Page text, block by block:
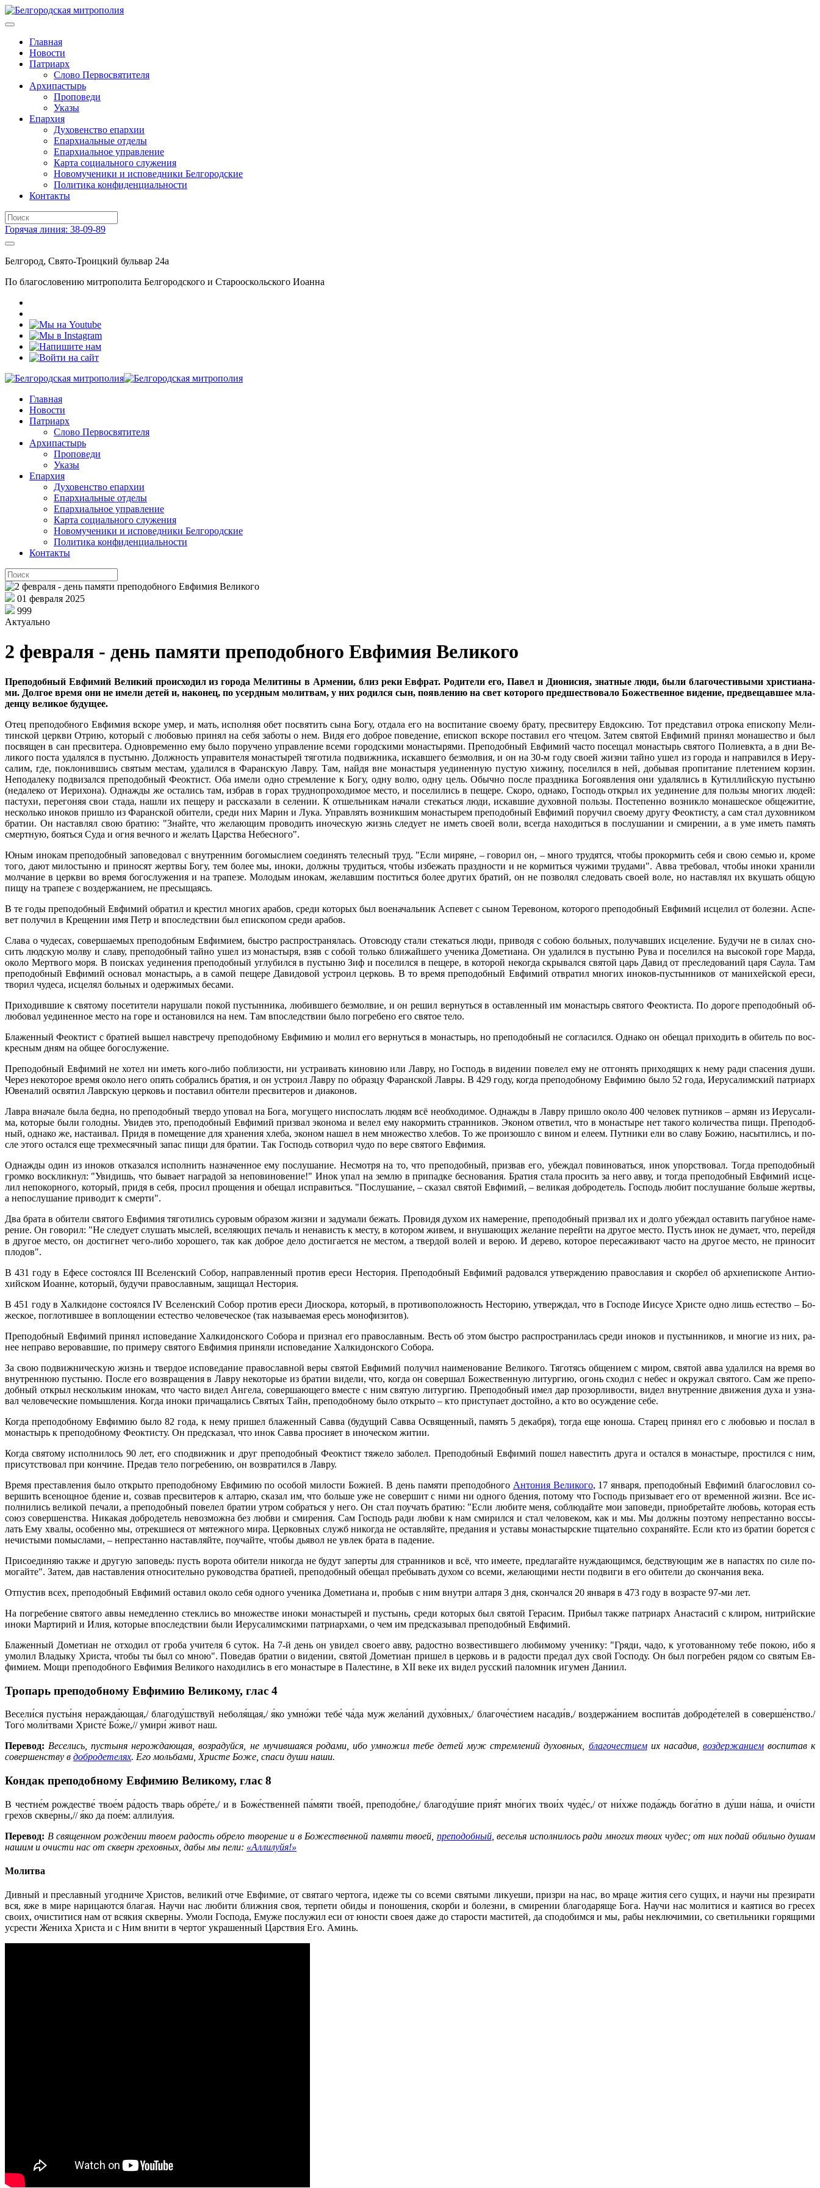
Главная
Новости
Патриарх
Слово Первосвятителя
Архипастырь
Проповеди
Указы
Епархия
Духовенство епархии
Епархиальные отделы
Епархиальное управление
Карта социального служения
Новомученики и исповедники Белгородские
Политика конфиденциальности
Контакты
Горячая линия: 38-09-89
Белгород, Свято-Троицкий бульвар 24а
По благословению митрополита Белгородского и Старооскольского Иоанна
Главная
Новости
Патриарх
Слово Первосвятителя
Архипастырь
Проповеди
Указы
Епархия
Духовенство епархии
Епархиальные отделы
Епархиальное управление
Карта социального служения
Новомученики и исповедники Белгородские
Политика конфиденциальности
Контакты
01 февраля 2025
999
Актуально
2 февраля - день памяти преподобного Евфимия Великого
Пре­по­доб­ный Ев­фи­мий Ве­ли­кий про­ис­хо­дил из го­ро­да Ме­ли­ти­ны в Ар­ме­нии, близ ре­ки Ев­фрат. Ро­ди­те­ли его, Па­вел и Ди­о­ни­сия, знат­ные лю­ди, бы­ли бла­го­че­сти­вы­ми хри­сти­а­на­
ми. Дол­гое вре­мя они не име­ли де­тей и, на­ко­нец, по усерд­ным мо­лит­вам, у них ро­дил­ся сын, по­яв­ле­нию на свет ко­то­ро­го пред­ше­ство­ва­ло Бо­же­ствен­ное ви­де­ние, пред­ве­щав­шее мла­
ден­цу ве­ли­кое бу­ду­щее.
Отец пре­по­доб­но­го Ев­фи­мия вско­ре умер, и мать, ис­пол­няя обет по­свя­тить сы­на Бо­гу, от­да­ла его на вос­пи­та­ние сво­е­му бра­ту, пре­сви­те­ру Ев­док­сию. Тот пред­ста­вил от­ро­ка епи­ско­пу Ме­ли­
тин­ской церк­ви От­рию, ко­то­рый с лю­бо­вью при­нял на се­бя за­бо­ты о нем. Ви­дя его доб­рое по­ве­де­ние, епи­скоп вско­ре по­ста­вил его чте­цом. За­тем свя­той Ев­фи­мий при­нял мо­на­ше­ство и был
по­свя­щен в сан пре­сви­те­ра. Од­новре­мен­но ему бы­ло по­ру­че­но управ­ле­ние все­ми го­род­ски­ми мо­на­сты­ря­ми. Пре­по­доб­ный Ев­фи­мий ча­сто по­се­щал мо­на­стырь свя­то­го По­ли­евк­та, а в дни Ве­
ли­ко­го по­ста уда­лял­ся в пу­сты­ню. Долж­ность упра­ви­те­ля мо­на­сты­рей тя­го­ти­ла по­движ­ни­ка, ис­кав­ше­го без­мол­вия, и он на 30-м го­ду сво­ей жиз­ни тай­но ушел из го­ро­да и на­пра­вил­ся в Иеру­
са­лим, где, по­кло­нив­шись свя­тым ме­стам, уда­лил­ся в Фа­ран­скую Лав­ру. Там, най­дя вне мо­на­сты­ря уеди­нен­ную пу­стую хи­жи­ну, по­се­лил­ся в ней, до­бы­вая про­пи­та­ние пле­те­ни­ем кор­зин.
Непо­да­ле­ку под­ви­зал­ся пре­по­доб­ный Фео­к­тист. Оба име­ли од­но стрем­ле­ние к Бо­гу, од­ну во­лю, од­ну цель. Обыч­но по­сле празд­ни­ка Бо­го­яв­ле­ния они уда­ля­лись в Ку­тил­лий­скую пу­сты­ню
(неда­ле­ко от Иери­хо­на). Од­на­жды же оста­лись там, из­брав в го­рах труд­но­про­хо­ди­мое ме­сто, и по­се­ли­лись в пе­ще­ре. Ско­ро, од­на­ко, Гос­подь от­крыл их уеди­не­ние для поль­зы мно­гих лю­дей:
пас­ту­хи, пе­ре­го­няя свои ста­да, на­шли их пе­ще­ру и рас­ска­за­ли в се­ле­нии. К от­шель­ни­кам на­ча­ли сте­кать­ся лю­ди, ис­кав­шие ду­хов­ной поль­зы. По­сте­пен­но воз­ник­ло мо­на­ше­ское об­ще­жи­тие,
несколь­ко ино­ков при­шло из Фа­ран­ской оби­те­ли, сре­ди них Ма­рин и Лу­ка. Управ­лять воз­ник­шим мо­на­сты­рем пре­по­доб­ный Ев­фи­мий по­ру­чил сво­е­му дру­гу Фео­к­ти­сту, а сам стал ду­хов­ни­ком
бра­тии. Он на­став­лял свою бра­тию: "Знай­те, что же­ла­ю­щим про­во­дить ино­че­скую жизнь сле­ду­ет не иметь сво­ей во­ли, все­гда на­хо­дить­ся в по­слу­ша­нии и сми­ре­нии, а в уме иметь па­мять
смерт­ную, бо­ять­ся Су­да и ог­ня веч­но­го и же­лать Цар­ства Небес­но­го".
Юным ино­кам пре­по­доб­ный за­по­ве­до­вал с внут­рен­ним бо­го­мыс­ли­ем со­еди­нять те­лес­ный труд. "Ес­ли ми­ряне, – го­во­рил он, – мно­го тру­дят­ся, чтобы про­кор­мить се­бя и свою се­мью и, кро­ме
то­го, да­ют ми­ло­сты­ню и при­но­сят жерт­вы Бо­гу, тем бо­лее мы, ино­ки, долж­ны тру­дить­ся, чтобы из­бе­жать празд­но­сти и не кор­мить­ся чу­жи­ми тру­да­ми". Ав­ва тре­бо­вал, чтобы ино­ки хра­ни­ли
мол­ча­ние в церк­ви во вре­мя бо­го­слу­же­ния и на тра­пе­зе. Мо­ло­дым ино­кам, же­лав­шим по­стить­ся бо­лее дру­гих бра­тий, он не поз­во­лял сле­до­вать сво­ей во­ле, но на­став­лял их вку­шать об­щую
пи­щу на тра­пе­зе с воз­дер­жа­ни­ем, не пре­сы­ща­ясь.
В те го­ды пре­по­доб­ный Ев­фи­мий об­ра­тил и кре­стил мно­гих ара­бов, сре­ди ко­то­рых был во­е­на­чаль­ник Ас­пе­вет с сы­ном Те­ре­во­ном, ко­то­ро­го пре­по­доб­ный Ев­фи­мий ис­це­лил от бо­лез­ни. Ас­пе­
вет по­лу­чил в Кре­ще­нии имя Петр и впо­след­ствии был епи­ско­пом сре­ди ара­бов.
Сла­ва о чу­де­сах, со­вер­ша­е­мых пре­по­доб­ным Ев­фи­ми­ем, быст­ро рас­про­стра­ня­лась. Ото­всю­ду ста­ли сте­кать­ся лю­ди, при­во­дя с со­бою боль­ных, по­лу­чав­ших ис­це­ле­ние. Бу­дучи не в си­лах сно­
сить люд­скую мол­ву и сла­ву, пре­по­доб­ный тай­но ушел из мо­на­сты­ря, взяв с со­бой толь­ко бли­жай­ше­го уче­ни­ка До­ме­ти­а­на. Он уда­лил­ся в пу­сты­ню Ру­ва и по­се­лил­ся на вы­со­кой го­ре Мар­да,
око­ло Мерт­во­го мо­ря. В по­ис­ках уеди­не­ния пре­по­доб­ный углу­бил­ся в пу­сты­ню Зиф и по­се­лил­ся в пе­ще­ре, в ко­то­рой неко­гда скры­вал­ся свя­той царь Да­вид от пре­сле­до­ва­ний ца­ря Са­у­ла. Там
пре­по­доб­ный Ев­фи­мий ос­но­вал мо­на­стырь, а в са­мой пе­ще­ре Да­ви­до­вой устро­ил цер­ковь. В то вре­мя пре­по­доб­ный Ев­фи­мий от­вра­тил мно­гих ино­ков-пу­стын­ни­ков от ма­ни­хей­ской ере­си,
тво­рил чу­де­са, ис­це­лял боль­ных и одер­жи­мых бе­са­ми.
При­хо­див­шие к свя­то­му по­се­ти­те­ли на­ру­ша­ли по­кой пу­стын­ни­ка, лю­бив­ше­го без­мол­вие, и он ре­шил вер­нуть­ся в остав­лен­ный им мо­на­стырь свя­то­го Фео­к­ти­ста. По до­ро­ге пре­по­доб­ный об­
лю­бо­вал уеди­нен­ное ме­сто на го­ре и оста­но­вил­ся на нем. Там впо­след­ствии бы­ло по­гре­бе­но его свя­тое те­ло.
Бла­жен­ный Фео­к­тист с бра­ти­ей вы­шел на­встре­чу пре­по­доб­но­му Ев­фи­мию и мо­лил его вер­нуть­ся в мо­на­стырь, но пре­по­доб­ный не со­гла­сил­ся. Од­на­ко он обе­щал при­хо­дить в оби­тель по вос­
крес­ным дням на об­щее бо­го­слу­же­ние.
Пре­по­доб­ный Ев­фи­мий не хо­тел ни иметь ко­го-ли­бо по­бли­зо­сти, ни устра­и­вать ки­но­вию или Лав­ру, но Гос­подь в ви­де­нии по­ве­лел ему не от­го­нять при­хо­дя­щих к нему ра­ди спа­се­ния ду­ши.
Через неко­то­рое вре­мя око­ло него опять со­бра­лись бра­тия, и он устро­ил Лав­ру по об­раз­цу Фа­ран­ской Лав­ры. В 429 го­ду, ко­гда пре­по­доб­но­му Ев­фи­мию бы­ло 52 го­да, Иеру­са­лим­ский пат­ри­арх
Юве­на­лий освя­тил Лавр­скую цер­ковь и по­ста­вил оби­те­ли пре­сви­те­ров и диа­ко­нов.
Лав­ра вна­ча­ле бы­ла бед­на, но пре­по­доб­ный твер­до упо­вал на Бо­га, мо­гу­ще­го нис­по­слать лю­дям всё необ­хо­ди­мое. Од­на­жды в Лав­ру при­шло око­ло 400 че­ло­век пут­ни­ков – ар­мян из Иеру­са­ли­
ма, ко­то­рые бы­ли го­лод­ны. Уви­дев это, пре­по­доб­ный Ев­фи­мий при­звал эко­но­ма и ве­лел ему на­кор­мить стран­ни­ков. Эко­ном от­ве­тил, что в мо­на­сты­ре нет та­ко­го ко­ли­че­ства пи­щи. Пре­по­доб­
ный, од­на­ко же, на­ста­и­вал. При­дя в по­ме­ще­ние для хра­не­ния хле­ба, эко­ном на­шел в нем мно­же­ство хле­бов. То же про­изо­шло с ви­ном и еле­ем. Пут­ни­ки ели во сла­ву Бо­жию, на­сы­ти­лись, и по­
сле это­го остал­ся еще трех­ме­сяч­ный за­пас пи­щи для бра­тии. Так Гос­подь со­тво­рил чу­до по ве­ре свя­то­го Ев­фи­мия.
Од­на­жды один из ино­ков от­ка­зал­ся ис­пол­нить на­зна­чен­ное ему по­слу­ша­ние. Несмот­ря на то, что пре­по­доб­ный, при­звав его, убеж­дал по­ви­но­вать­ся, инок упор­ство­вал. То­гда пре­по­доб­ный
гром­ко вос­клик­нул: "Уви­дишь, что бы­ва­ет на­гра­дой за непо­ви­но­ве­ние!" Инок упал на зем­лю в при­пад­ке бес­но­ва­ния. Бра­тия ста­ла про­сить за него ав­ву, и то­гда пре­по­доб­ный Ев­фи­мий ис­це­
лил непо­кор­но­го, ко­то­рый, при­дя в се­бя, про­сил про­ще­ния и обе­щал ис­пра­вить­ся. "По­слу­ша­ние, – ска­зал свя­той Ев­фи­мий, – ве­ли­кая доб­ро­де­тель. Гос­подь лю­бит по­слу­ша­ние боль­ше жерт­вы,
а непо­слу­ша­ние при­во­дит к смер­ти".
Два бра­та в оби­те­ли свя­то­го Ев­фи­мия тя­го­ти­лись су­ро­вым об­ра­зом жиз­ни и за­ду­ма­ли бе­жать. Про­ви­дя ду­хом их на­ме­ре­ние, пре­по­доб­ный при­звал их и дол­го убеж­дал оста­вить па­губ­ное на­ме­
ре­ние. Он го­во­рил: "Не сле­ду­ет слу­шать мыс­лей, все­ля­ю­щих пе­чаль и нена­висть к ме­сту, в ко­то­ром жи­вем, и вну­ша­ю­щих же­ла­ние пе­рей­ти на дру­гое ме­сто. Пусть инок не ду­ма­ет, что, пе­рей­дя
в дру­гое ме­сто, он до­стигнет че­го-ли­бо хо­ро­ше­го, так как доб­рое де­ло до­сти­га­ет­ся не ме­стом, а твер­дой во­лей и ве­рою. И де­ре­во, ко­то­рое пе­ре­са­жи­ва­ют ча­сто на дру­гое ме­сто, не при­но­сит
пло­дов".
В 431 го­ду в Ефе­се со­сто­ял­ся III Все­лен­ский Со­бор, на­прав­лен­ный про­тив ере­си Несто­рия. Пре­по­доб­ный Ев­фи­мий ра­до­вал­ся утвер­жде­нию пра­во­сла­вия и скор­бел об ар­хи­епи­ско­пе Ан­тио­
хий­ском Иоанне, ко­то­рый, бу­дучи пра­во­слав­ным, за­щи­щал Несто­рия.
В 451 го­ду в Хал­ки­доне со­сто­ял­ся IV Все­лен­ский Со­бор про­тив ере­си Ди­о­ско­ра, ко­то­рый, в про­ти­во­по­лож­ность Несто­рию, утвер­ждал, что в Гос­по­де Иису­се Хри­сте од­но лишь есте­ство – Бо­
же­ское, по­гло­тив­шее в во­пло­ще­нии есте­ство че­ло­ве­че­ское (так на­зы­ва­е­мая ересь мо­но­фи­зи­тов).
Пре­по­доб­ный Ев­фи­мий при­нял ис­по­ве­да­ние Хал­ки­дон­ско­го Со­бо­ра и при­знал его пра­во­слав­ным. Весть об этом быст­ро рас­про­стра­ни­лась сре­ди ино­ков и пу­стын­ни­ков, и мно­гие из них, ра­
нее непра­во ве­ро­вав­шие, по при­ме­ру свя­то­го Ев­фи­мия при­ня­ли ис­по­ве­да­ние Хал­ки­дон­ско­го Со­бо­ра.
За свою по­движ­ни­че­скую жизнь и твер­дое ис­по­ве­да­ние пра­во­слав­ной ве­ры свя­той Ев­фи­мий по­лу­чил на­име­но­ва­ние Ве­ли­ко­го. Тя­го­тясь об­ще­ни­ем с ми­ром, свя­той ав­ва уда­лил­ся на вре­мя во
внут­рен­нюю пу­сты­ню. По­сле его воз­вра­ще­ния в Лав­ру неко­то­рые из бра­тии ви­де­ли, что, ко­гда он со­вер­шал Бо­же­ствен­ную ли­тур­гию, огонь схо­дил с небес и окру­жал свя­то­го. Сам же пре­по­
доб­ный от­крыл несколь­ким ино­кам, что ча­сто ви­дел Ан­ге­ла, со­вер­ша­ю­ще­го вме­сте с ним свя­тую ли­тур­гию. Пре­по­доб­ный имел дар про­зор­ли­во­сти, ви­дел внут­рен­ние дви­же­ния ду­ха и узна­
вал че­ло­ве­че­ские по­мыш­ле­ния. Ко­гда ино­ки при­ча­ща­лись Свя­тых Тайн, пре­по­доб­но­му бы­ло от­кры­то – кто при­сту­па­ет до­стой­но, а кто во осуж­де­ние се­бе.
Ко­гда пре­по­доб­но­му Ев­фи­мию бы­ло 82 го­да, к нему при­шел бла­жен­ный Сав­ва (бу­ду­щий Сав­ва Освя­щен­ный, па­мять 5 де­каб­ря), то­гда еще юно­ша. Ста­рец при­нял его с лю­бо­вью и по­слал в
мо­на­стырь к пре­по­доб­но­му Фео­к­ти­сту. Он пред­ска­зал, что инок Сав­ва про­си­я­ет в ино­че­ском жи­тии.
Ко­гда свя­то­му ис­пол­ни­лось 90 лет, его спо­движ­ник и друг пре­по­доб­ный Фео­к­тист тя­же­ло за­бо­лел. Пре­по­доб­ный Ев­фи­мий по­шел на­ве­стить дру­га и остал­ся в мо­на­сты­ре, про­стил­ся с ним,
при­сут­ство­вал при кон­чине. Пре­дав те­ло по­гре­бе­нию, он воз­вра­тил­ся в Лав­ру.
Вре­мя пре­став­ле­ния бы­ло от­кры­то пре­по­доб­но­му Ев­фи­мию по осо­бой ми­ло­сти Бо­жи­ей. В день па­мя­ти пре­по­доб­но­го Ан­то­ния Ве­ли­ко­го, 17 ян­ва­ря, пре­по­доб­ный Ев­фи­мий бла­го­сло­вил со­
вер­шить все­нощ­ное бде­ние и, со­звав пре­сви­те­ров к ал­та­рю, ска­зал им, что боль­ше уже не со­вер­шит с ни­ми ни од­но­го бде­ния, по­то­му что Гос­подь при­зы­ва­ет его от вре­мен­ной жиз­ни. Все ис­
пол­ни­лись ве­ли­кой пе­ча­ли, а пре­по­доб­ный по­ве­лел бра­тии утром со­брать­ся у него. Он стал по­учать бра­тию: "Ес­ли лю­би­те ме­ня, со­блю­дай­те мои за­по­ве­ди, при­об­ре­тай­те лю­бовь, ко­то­рая есть
со­юз со­вер­шен­ства. Ни­ка­кая доб­ро­де­тель невоз­мож­на без люб­ви и сми­ре­ния. Сам Гос­подь ра­ди люб­ви к нам сми­рил­ся и стал че­ло­ве­ком, как и мы. Мы долж­ны по­это­му непре­стан­но вос­сы­
лать Ему хва­лы, осо­бен­но мы, от­рек­ши­е­ся от мя­теж­но­го ми­ра. Цер­ков­ных служб ни­ко­гда не остав­ляй­те, пре­да­ния и уста­вы мо­на­стыр­ские тща­тель­но со­хра­няй­те. Ес­ли кто из бра­тии бо­рет­ся с
нечи­сты­ми по­мыс­ла­ми, – непре­стан­но на­став­ляй­те, по­учай­те, чтобы дья­вол не увлек бра­та в па­де­ние.
При­со­еди­няю так­же и дру­гую за­по­ведь: пусть во­ро­та оби­те­ли ни­ко­гда не бу­дут за­пер­ты для стран­ни­ков и всё, что име­е­те, пред­ла­гай­те нуж­да­ю­щим­ся, бед­ству­ю­щим же в на­па­стях по си­ле по­
мо­гай­те". За­тем, дав на­став­ле­ния от­но­си­тель­но ру­ко­вод­ства бра­ти­ей, пре­по­доб­ный обе­щал пре­бы­вать ду­хом со все­ми, же­ла­ю­щи­ми нести по­дви­ги в его оби­те­ли до скон­ча­ния ве­ка.
От­пу­стив всех, пре­по­доб­ный Ев­фи­мий оста­вил око­ло се­бя од­но­го уче­ни­ка До­ме­ти­а­на и, про­быв с ним внут­ри ал­та­ря 3 дня, скон­чал­ся 20 ян­ва­ря в 473 го­ду в воз­расте 97-ми лет.
На по­гре­бе­ние свя­то­го ав­вы немед­лен­но стек­лись во мно­же­стве ино­ки мо­на­сты­рей и пу­стынь, сре­ди ко­то­рых был свя­той Ге­ра­сим. При­был так­же пат­ри­арх Ана­ста­сий с кли­ром, нит­рий­ские
ино­ки Мар­ти­рий и Илия, ко­то­рые впо­след­ствии бы­ли Иеру­са­лим­ски­ми пат­ри­ар­ха­ми, о чем им пред­ска­зы­вал пре­по­доб­ный Ев­фи­мий.
Бла­жен­ный До­ме­ти­ан не от­хо­дил от гро­ба учи­те­ля 6 су­ток. На 7-й день он уви­дел сво­е­го ав­ву, ра­дост­но воз­ве­стив­ше­го лю­би­мо­му уче­ни­ку: "Гря­ди, ча­до, к уго­то­ван­но­му те­бе по­кою, ибо я
умо­лил Вла­ды­ку Хри­ста, чтобы ты был со мною". По­ве­дав бра­тии о ви­де­нии, свя­той До­ме­ти­ан при­шел в цер­ковь и в ра­до­сти пре­дал дух свой Гос­по­ду. Он был по­гре­бен ря­дом со свя­тым Ев­
фи­ми­ем. Мо­щи пре­по­доб­но­го Ев­фи­мия Ве­ли­ко­го на­хо­ди­лись в его мо­на­сты­ре в Па­ле­стине, в XII ве­ке их ви­дел рус­ский па­лом­ник игу­мен Да­ни­ил.
Тропарь преподобному Евфимию Великому, глас 4
Весели́ся пусты́ня неражда́ющая,/ благоду́шствуй неболя́щая,/ я́ко умно́жи тебе́ ча́да муж жела́ний духо́вных,/ благоче́стием насади́в,/ воздержа́нием воспита́в доброде́телей в соверше́нство./
Того́ моли́твами Христе́ Бо́же,// умири́ живо́т наш.
Перевод: Веселись, пустыня нерождающая, возрадуйся, не мучившаяся родами, ибо умножил тебе детей муж стремлений духовных, благочестием их насадив, воздержанием воспитав к
совершенству в добродетелях. Его мольбами, Христе Боже, спаси души наши.
Кондак преподобному Евфимию Великому, глас 8
В честне́м рождестве́ твое́м ра́дость тварь обре́те,/ и в Боже́ственней па́мяти твое́й, преподо́бне,/ благоду́шие прия́т мно́гих твои́х чуде́с,/ от ни́хже пода́ждь бога́тно в ду́ши на́ша, и очи́сти
грехо́в скве́рны,// я́ко да пое́м: аллилу́ия.
Перевод: В священном рождении твоем радость обрело творение и в Божественной памяти твоей, преподобный, веселья исполнилось ради многих твоих чудес; от них подай обильно душам
нашим и очисти нас от скверн греховных, дабы мы пели: «Аллилуйя!»
Молитва
Дивный и преславный угодниче Христов, великий отче Евфимие, от святаго чертога, идеже ты со всеми святыми ликуеши, призри на нас, во мраце жития сего сущих, и научи ны презирати
вся, яже в мире нарицаются благая. Научи нас любити ближния своя, терпети обиды и поношения, скорби и болезни, в смирении благодаряще Бога. Научи нас молитися и каятися во гресех
своих, очиститися нам от всякия скверны. Умоли Господа, Емуже послужил еси от юности своея даже до старости маститей, да сподобимся и мы, рабы неключимии, со светильники горящими
усрести Жениха Христа и с Ним внити в чертог украшенный Царствия Его. Аминь.